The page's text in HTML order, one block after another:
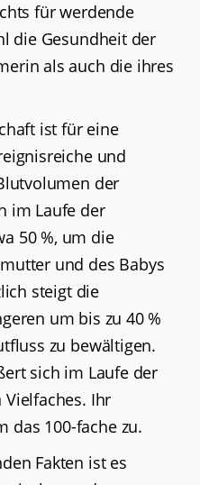
für werdende
die Gesundheit der
als auch die ihres
ist für eine
und
der
im Laufe der
50 %, um die
und des Babys
steigt die
um bis zu 40 %
zu bewältigen.
sich im Laufe der
Ihr
das 100-fache zu.
Fakten ist es